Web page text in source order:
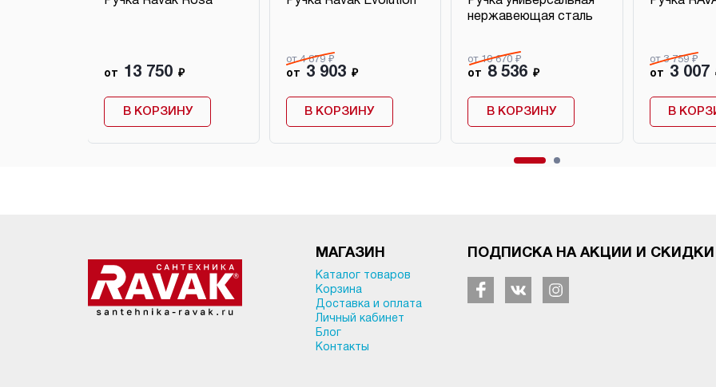
от 13 750 ₽
В КОРЗИНУ
от 4 879 ₽
от 3 903 ₽
В КОРЗИНУ
нержавеющая сталь
от 10 670 ₽
от 8 536 ₽
В КОРЗИНУ
от 3 759 ₽
от 3 007
В
МАГАЗИН
Каталог товаров
Корзина
Доставка и оплата
Личный кабинет
Блог
Контакты
ПОДПИСКА НА АКЦИИ И СКИДКИ